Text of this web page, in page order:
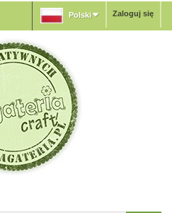
Zaloguj się
Polski